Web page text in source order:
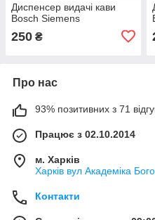
Диспенсер видачі кави
Bosch Siemens
250 ₴
Про нас
93% позитивних з 71
Працює з 02.10.2014
м. Харків
Харків вул Академіка
Контакти